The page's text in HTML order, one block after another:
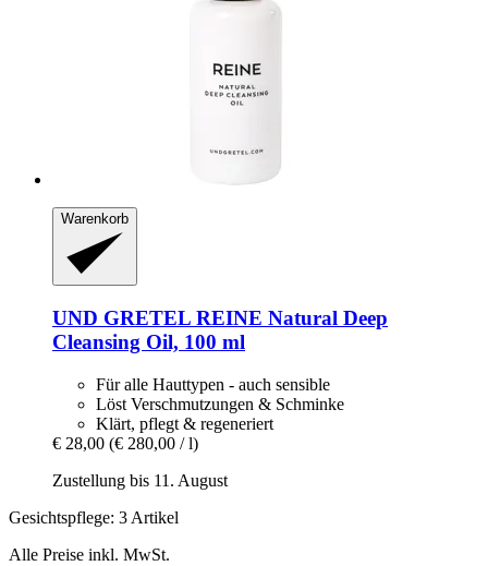
Warenkorb
UND GRETEL REINE Natural Deep
Cleansing Oil, 100 ml
Für alle Hauttypen - auch sensible
Löst Verschmutzungen & Schminke
Klärt, pflegt & regeneriert
€ 28,00 (€ 280,00 / l)
Zustellung bis 11. August
Gesichtspflege: 3 Artikel
Alle Preise inkl. MwSt.